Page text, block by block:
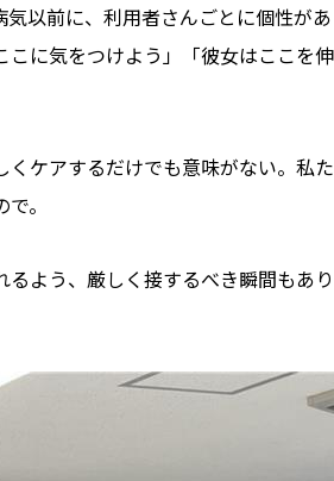
以前に、利用者さんごとに個性が
に気をつけよう」「彼女はここを
ケアするだけでも意味がない。私
。
よう、厳しく接するべき瞬間もあ